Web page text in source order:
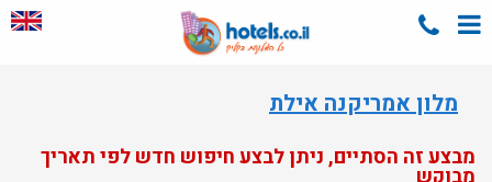
מלון אמריקנה אילת
מבצע זה הסתיים, ניתן לבצע חיפוש חדש לפי תאריך